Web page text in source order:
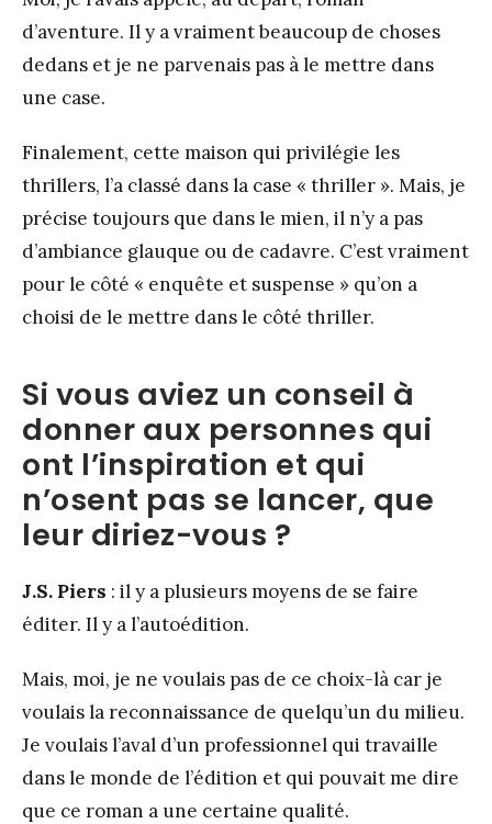
d’aventure. Il y a vraiment beaucoup de choses
dedans et je ne parvenais pas à le mettre dans
une case.
Finalement, cette maison qui privilégie les
thrillers, l’a classé dans la case « thriller ». Mais, je
précise toujours que dans le mien, il n’y a pas
d’ambiance glauque ou de cadavre. C’est vraiment
pour le côté « enquête et suspense » qu’on a
choisi de le mettre dans le côté thriller.
Si vous aviez un conseil à
donner aux personnes qui
ont l’inspiration et qui
n’osent pas se lancer, que
leur diriez-vous ?
J.S. Piers : il y a plusieurs moyens de se faire
éditer. Il y a l’autoédition.
Mais, moi, je ne voulais pas de ce choix-là car je
voulais la reconnaissance de quelqu’un du milieu.
Je voulais l’aval d’un professionnel qui travaille
dans le monde de l’édition et qui pouvait me dire
que ce roman a une certaine qualité.